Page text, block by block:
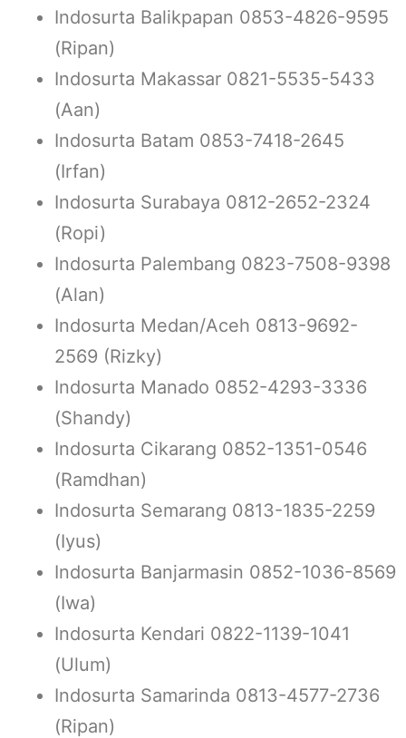
Indosurta Balikpapan 0853-4826-9595
(Ripan)
Indosurta Makassar 0821-5535-5433
(Aan)
Indosurta Batam 0853-7418-2645
(Irfan)
Indosurta Surabaya 0812-2652-2324
(Ropi)
Indosurta Palembang 0823-7508-9398
(Alan)
Indosurta Medan/Aceh 0813-9692-
2569 (Rizky)
Indosurta Manado 0852-4293-3336
(Shandy)
Indosurta Cikarang 0852-1351-0546
(Ramdhan)
Indosurta Semarang 0813-1835-2259
(Iyus)
Indosurta Banjarmasin 0852-1036-8569
(Iwa)
Indosurta Kendari 0822-1139-1041
(Ulum)
Indosurta Samarinda 0813-4577-2736
(Ripan)